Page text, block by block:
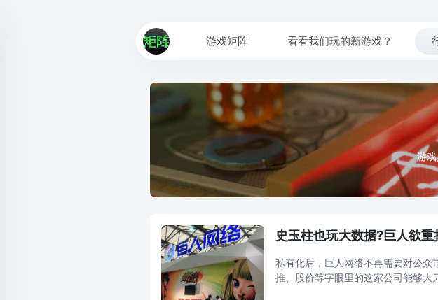
游戏矩阵 看看我们玩的新游戏？
游
史玉柱也玩大数据?巨人欲
私有化后，巨人网络不再需要对公
推、股价等字眼里的这家公司能够大